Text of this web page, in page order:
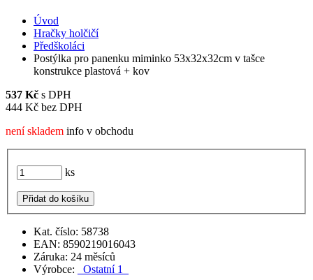
Úvod
Hračky holčičí
Předškoláci
Postýlka pro panenku miminko 53x32x32cm v tašce
konstrukce plastová + kov
537 Kč s DPH
444 Kč bez DPH
není skladem info v obchodu
ks
Přidat do košíku
Kat. číslo: 58738
EAN: 8590219016043
Záruka: 24 měsíců
Výrobce:
_Ostatní 1_